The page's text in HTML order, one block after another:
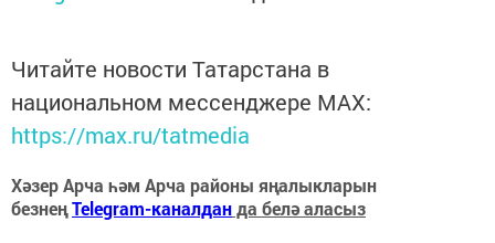
Читайте новости Татарстана в
национальном мессенджере MАХ:
https://max.ru/tatmedia
Хәзер Арча һәм Арча районы яңалыкларын
безнеңTelegram-каналданда белә аласыз